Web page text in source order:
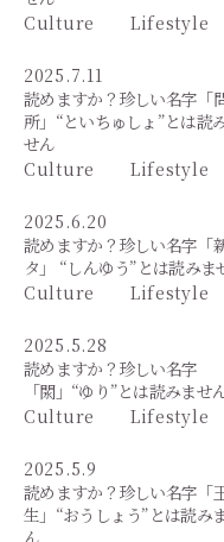
Culture
Lifestyle
2025.7.11
読めますか？珍しい名字「
所」“といちゅしょ”とは読
せん
Culture
Lifestyle
2025.6.20
読めますか？珍しい名字「
タ」 “しんゆう”とは読みま
Culture
Lifestyle
2025.5.28
読めますか？珍しい名字
「閖」“ゆり”とは読みませ
Culture
Lifestyle
2025.5.9
読めますか？珍しい名字「
生」“おうしょう”とは読み
ん